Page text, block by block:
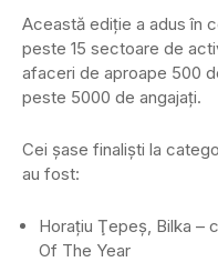
Această ediție a adus în
peste 15 sectoare de
afaceri de aproape 500
peste 5000 de angajați.
Cei șase finaliști la
au fost:
Horaţiu Ţepeş, Bilka –
Of The Year